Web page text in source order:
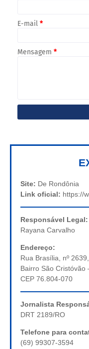
E-mail *
Mensagem *
Site: De Rondônia
Link oficial: https://
Responsável Legal:
Rayana Carvalho
Endereço:
Rua Brasília, nº
Bairro São
CEP 76.804-070
Jornalista
DRT 2189/RO
Telefone para
(69) 99307-3594